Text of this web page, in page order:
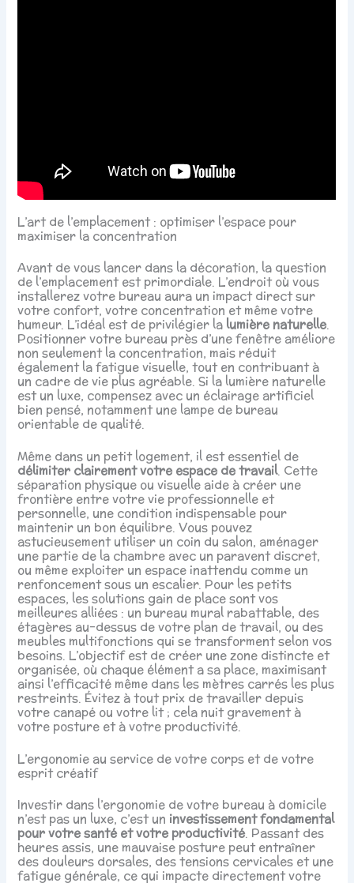
L’art de l’emplacement : optimiser l’espace pour
maximiser la concentration
Avant de vous lancer dans la décoration, la question
de l’emplacement est primordiale. L’endroit où vous
installerez votre bureau aura un impact direct sur
votre confort, votre concentration et même votre
humeur. L’idéal est de privilégier la lumière naturelle.
Positionner votre bureau près d’une fenêtre améliore
non seulement la concentration, mais réduit
également la fatigue visuelle, tout en contribuant à
un cadre de vie plus agréable. Si la lumière naturelle
est un luxe, compensez avec un éclairage artificiel
bien pensé, notamment une lampe de bureau
orientable de qualité.
Même dans un petit logement, il est essentiel de
délimiter clairement votre espace de travail. Cette
séparation physique ou visuelle aide à créer une
frontière entre votre vie professionnelle et
personnelle, une condition indispensable pour
maintenir un bon équilibre. Vous pouvez
astucieusement utiliser un coin du salon, aménager
une partie de la chambre avec un paravent discret,
ou même exploiter un espace inattendu comme un
renfoncement sous un escalier. Pour les petits
espaces, les solutions gain de place sont vos
meilleures alliées : un bureau mural rabattable, des
étagères au-dessus de votre plan de travail, ou des
meubles multifonctions qui se transforment selon vos
besoins. L’objectif est de créer une zone distincte et
organisée, où chaque élément a sa place, maximisant
ainsi l’efficacité même dans les mètres carrés les plus
restreints. Évitez à tout prix de travailler depuis
votre canapé ou votre lit ; cela nuit gravement à
votre posture et à votre productivité.
L’ergonomie au service de votre corps et de votre
esprit créatif
Investir dans l’ergonomie de votre bureau à domicile
n’est pas un luxe, c’est un investissement fondamental
pour votre santé et votre productivité. Passant des
heures assis, une mauvaise posture peut entraîner
des douleurs dorsales, des tensions cervicales et une
fatigue générale, ce qui impacte directement votre